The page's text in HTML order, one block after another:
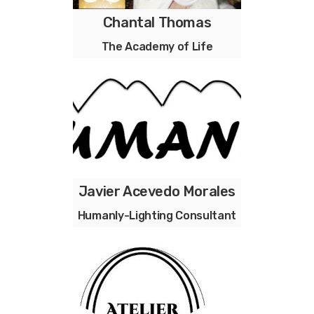
Coaching Dynamique pour la
Reconnexion
Reconnexion
Chantal Thomas
The Academy of Life
projets d’éclairage,centré sur
Javier Acevedo Morales
Humanly-Lighting Consultant